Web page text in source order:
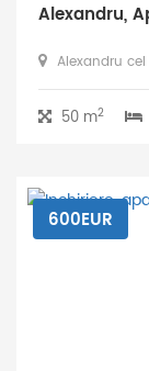
Alexandru,
Alexandru cel
50 m2
600EUR